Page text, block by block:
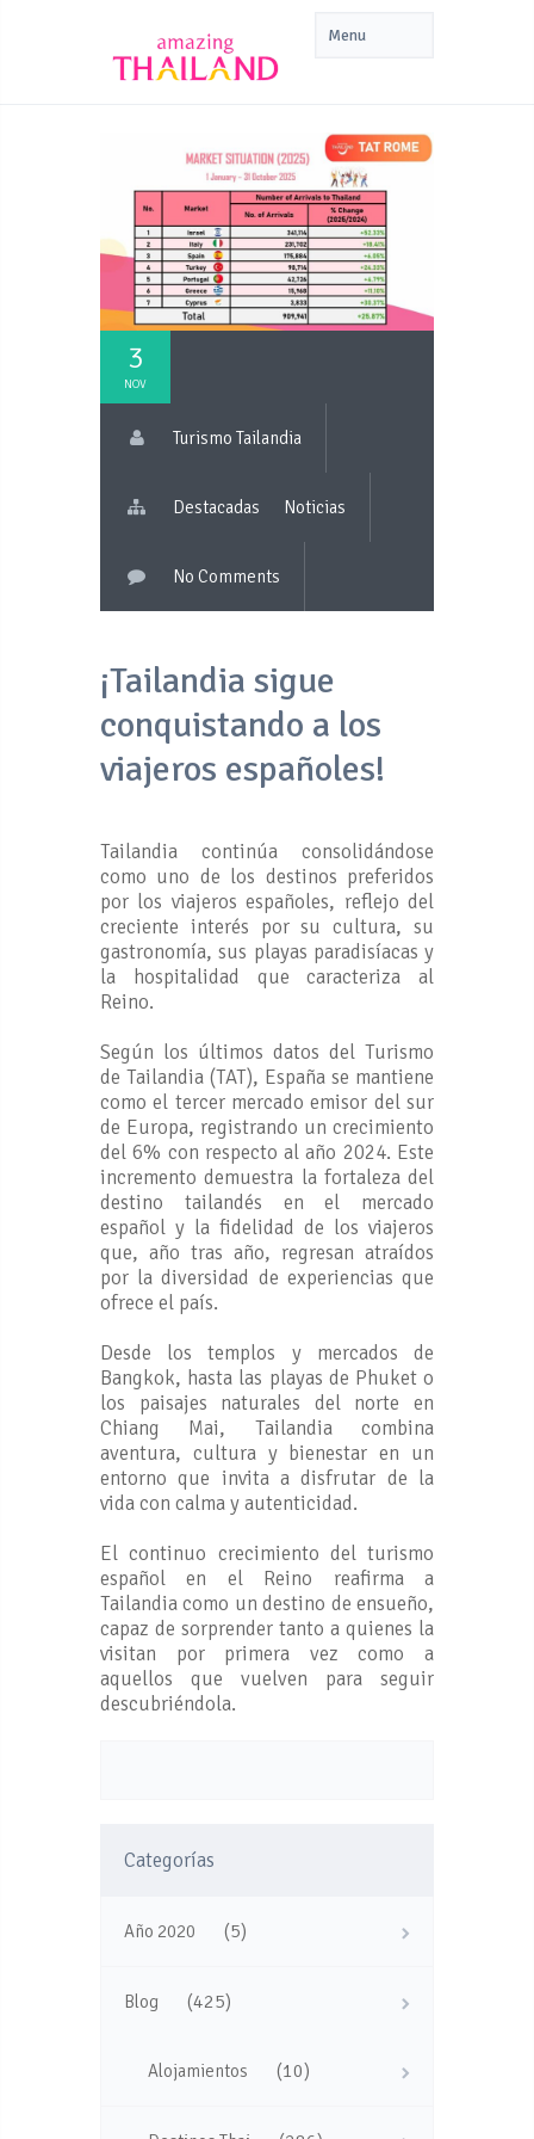
3
NOV
Turismo Tailandia
Destacadas Noticias
No Comments
¡Tailandia sigue
conquistando a los
viajeros españoles!
Tailandia continúa consolidándose
como uno de los destinos preferidos
por los viajeros españoles, reflejo del
creciente interés por su cultura, su
gastronomía, sus playas paradisíacas y
la hospitalidad que caracteriza al
Reino.
Según los últimos datos del Turismo
de Tailandia (TAT), España se mantiene
como el tercer mercado emisor del sur
de Europa, registrando un crecimiento
del 6% con respecto al año 2024. Este
incremento demuestra la fortaleza del
destino tailandés en el mercado
español y la fidelidad de los viajeros
que, año tras año, regresan atraídos
por la diversidad de experiencias que
ofrece el país.
Desde los templos y mercados de
Bangkok, hasta las playas de Phuket o
los paisajes naturales del norte en
Chiang Mai, Tailandia combina
aventura, cultura y bienestar en un
entorno que invita a disfrutar de la
vida con calma y autenticidad.
El continuo crecimiento del turismo
español en el Reino reafirma a
Tailandia como un destino de ensueño,
capaz de sorprender tanto a quienes la
visitan por primera vez como a
aquellos que vuelven para seguir
descubriéndola.
Categorías
Año 2020 (5)
Blog (425)
Alojamientos (10)